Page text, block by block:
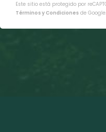
Este sitio está protegido por
Términos y Condiciones de Google.